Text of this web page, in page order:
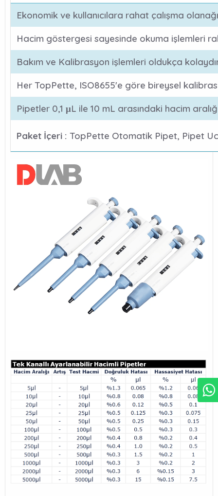
Ekonomik ve kullanıcılara rahat çalışma
Hacim göstergesi sayesinde okuma işlemleri
Bakım ve Kalibrasyon işlemleri oldukça
Her TopPette, ISO8655'e göre bireysel
Pipetler 0,1 μL ile 10 mL arasındaki hacim
Paket İçeri : TopPette Otomatik Pipet, Pipet